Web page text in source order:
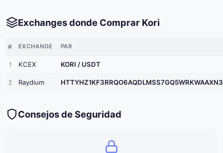
Exchanges donde Comprar Kori
# EXCHANGE PAR
1 KCEX KORI / USDT
2 Raydium
Consejos de Seguridad